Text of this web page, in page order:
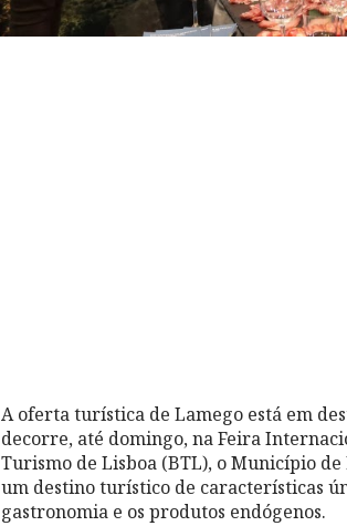
A oferta turística de Lamego está em
decorre, até domingo, na Feira
Turismo de Lisboa (BTL), o Município
um destino turístico de características
gastronomia e os produtos endógenos.